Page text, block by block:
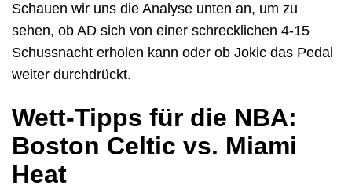
Schauen wir uns die Analyse unten an, um zu
sehen, ob AD sich von einer schrecklichen 4-15
Schussnacht erholen kann oder ob Jokic das Pedal
weiter durchdrückt.
Wett-Tipps für die NBA:
Boston Celtic vs. Miami
Heat